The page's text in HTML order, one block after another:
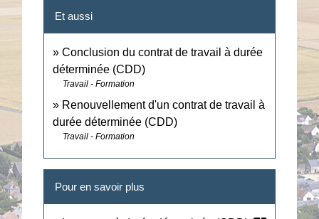
Et aussi
Conclusion du contrat de travail à durée
déterminée (CDD)
Travail - Formation
Renouvellement d'un contrat de travail à
durée déterminée (CDD)
Travail - Formation
Pour en savoir plus